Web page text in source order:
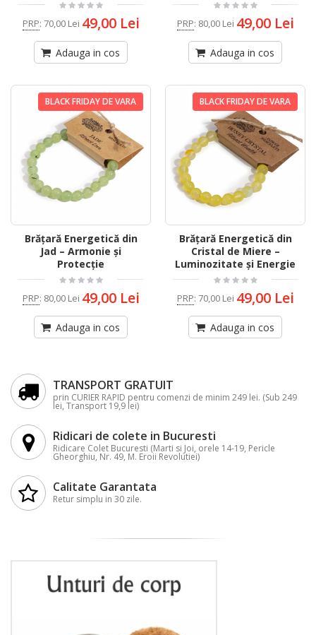
PRP: 70,00 Lei 49,00 Lei
Adauga in cos
PRP: 80,00 Lei 49,00 Lei
Adauga in cos
BLACK FRIDAY DE VARA
Brățară Energetică din
Jad – Armonie și
Protecție
PRP: 80,00 Lei 49,00 Lei
Adauga in cos
BLACK FRIDAY DE VARA
Brățară Energetică din
Cristal de Miere –
Luminozitate și Energie
PRP: 70,00 Lei 49,00 Lei
Adauga in cos
TRANSPORT GRATUIT
prin CURIER RAPID pentru comenzi de minim 249 lei. (Sub 249
lei, Transport 19,9 lei)
Ridicari de colete in Bucuresti
Ridicare Colet Bucuresti (Marti si Joi, orele 14-19, Pericle
Gheorghiu, Nr. 49, M. Eroii Revolutiei)
Calitate Garantata
Retur simplu in 30 zile.